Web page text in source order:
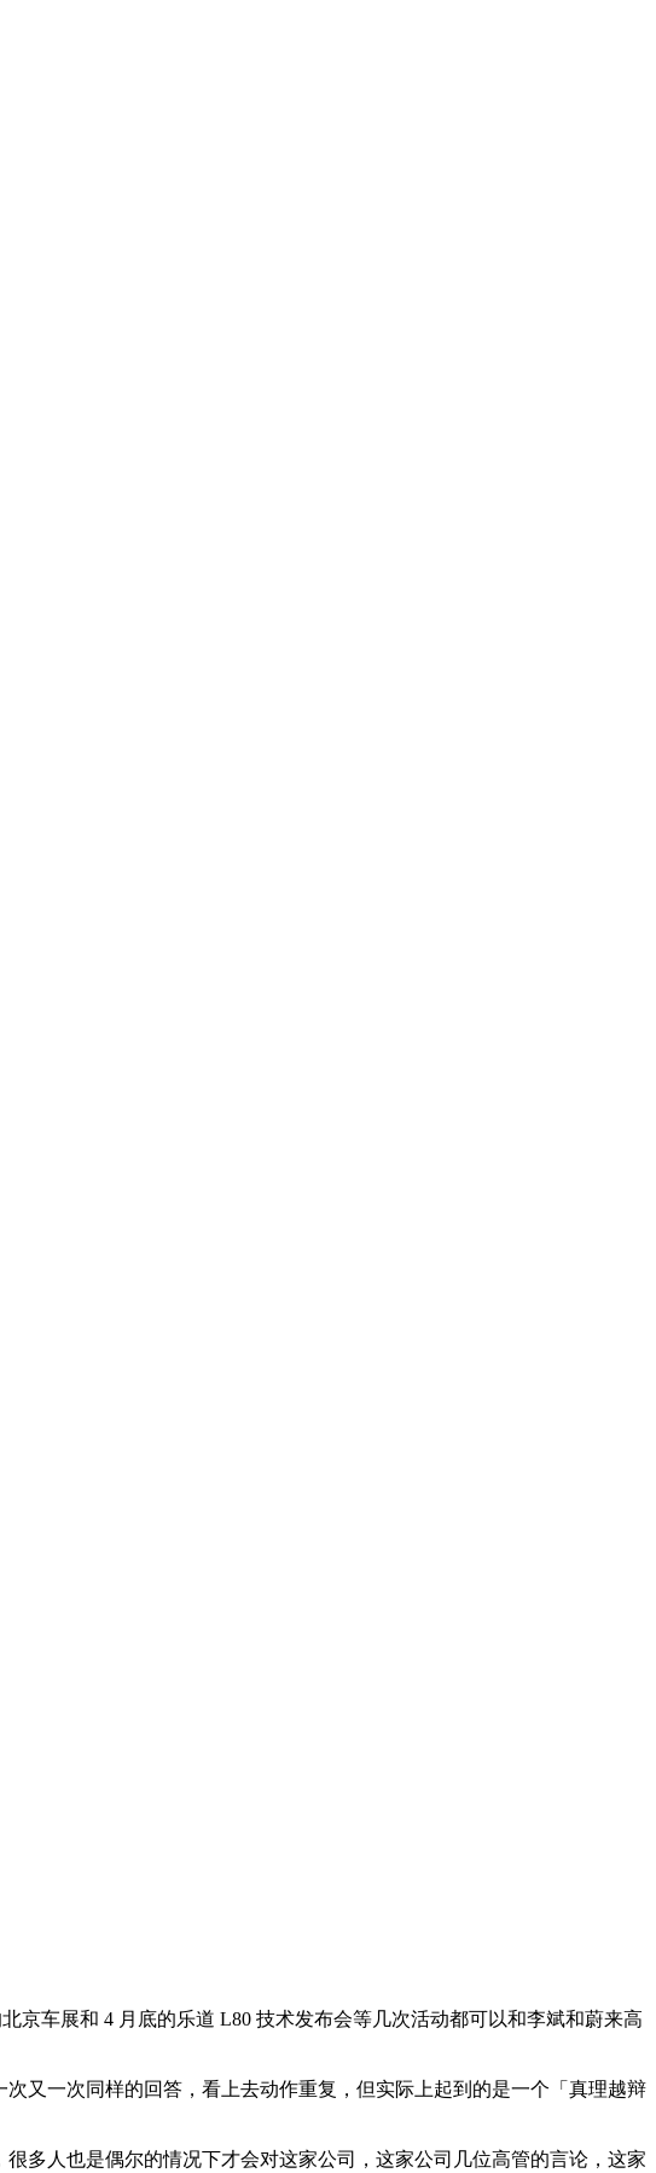
京车展和 4 月底的乐道 L80 技术发布会等几次活动都可以和李斌和蔚来高
又一次同样的回答，看上去动作重复，但实际上起到的是一个「真理越辩
多人也是偶尔的情况下才会对这家公司，这家公司几位高管的言论，这家